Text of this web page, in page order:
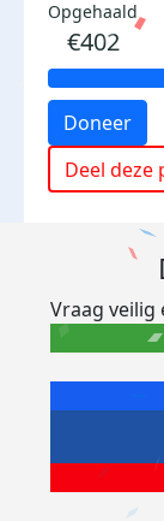
Opgehaald
€402
Doneer
Deel deze
Vraag veilig